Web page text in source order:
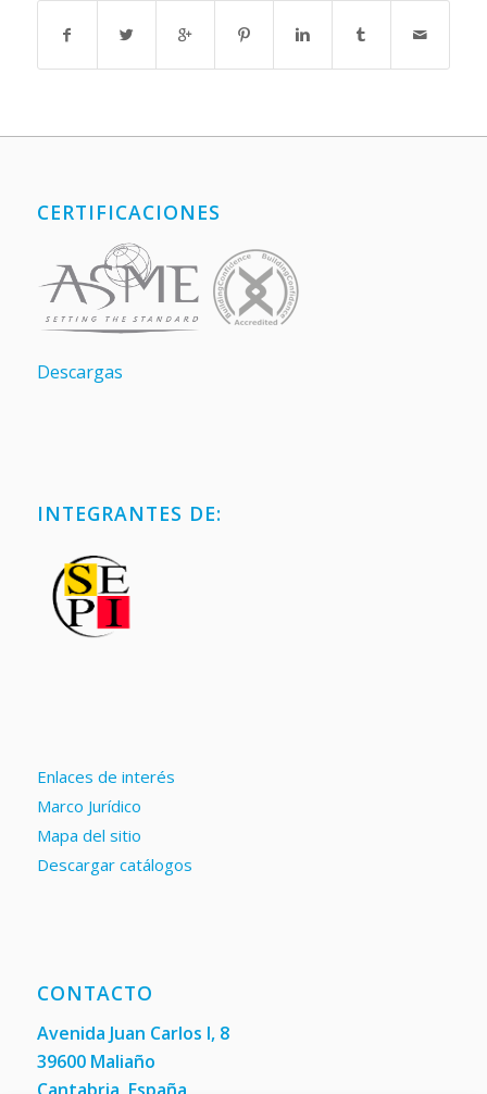
CERTIFICACIONES
Descargas
INTEGRANTES DE:
Enlaces de interés
Marco Jurídico
Mapa del sitio
Descargar catálogos
CONTACTO
Avenida Juan Carlos I, 8
39600 Maliaño